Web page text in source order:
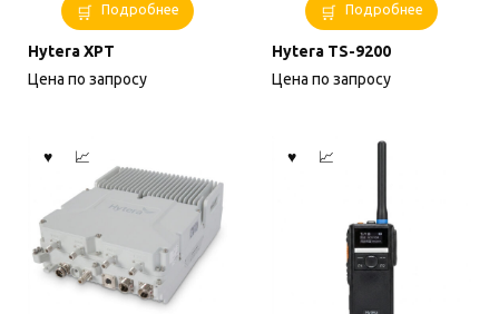
Подробнее
Hytera XPT
Цена по запросу
Подробнее
Hytera TS-9200
Цена по запросу